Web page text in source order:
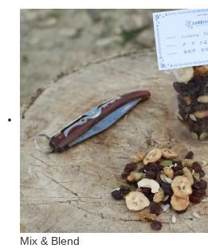
Mix & Blend